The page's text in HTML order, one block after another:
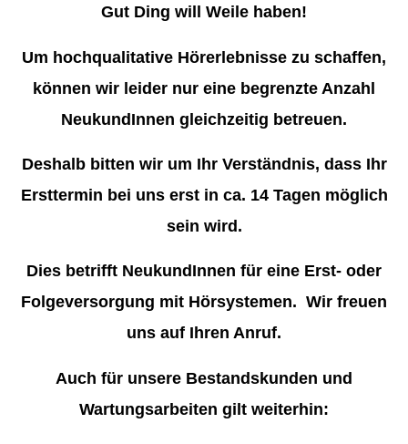
Gut Ding will Weile haben!
Um hochqualitative Hörerlebnisse zu schaffen,
können wir leider nur eine begrenzte Anzahl
NeukundInnen gleichzeitig betreuen.
Deshalb bitten wir um Ihr Verständnis, dass Ihr
Ersttermin bei uns erst in ca. 14 Tagen möglich
sein wird.
Dies betrifft NeukundInnen für eine Erst- oder
Folgeversorgung mit Hörsystemen. Wir freuen
uns auf Ihren Anruf.
Auch für unsere Bestandskunden und
Wartungsarbeiten gilt weiterhin: